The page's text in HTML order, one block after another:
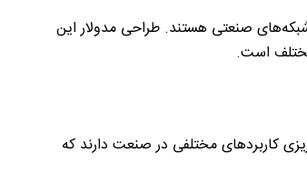
شبکه‌های صنعتی هستند. طراحی مدولار این
است.
کاربردهای مختلفی در صنعت دارند که